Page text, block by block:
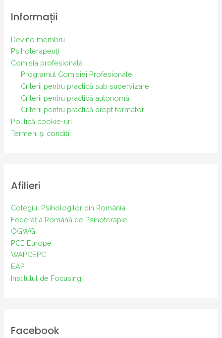
Informații
Devino membru
Psihoterapeuți
Comisia profesională
Programul Comisiei Profesionale
Criterii pentru practică sub supervizare
Criterii pentru practică autonomă
Criterii pentru practică drept formator
Politică cookie-uri
Termeni și condiții
Afilieri
Colegiul Psihologilor din România
Federația Română de Psihoterapie
OGWG
PCE Europe
WAPCEPC
EAP
Institutul de Focusing
Facebook